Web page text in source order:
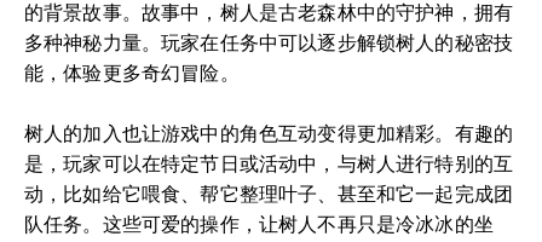
的背景故事。故事中，树人是古老森林中的守护神，拥有
多种神秘力量。玩家在任务中可以逐步解锁树人的秘密技
能，体验更多奇幻冒险。
树人的加入也让游戏中的角色互动变得更加精彩。有趣的
是，玩家可以在特定节日或活动中，与树人进行特别的互
动，比如给它喂食、帮它整理叶子、甚至和它一起完成团
队任务。这些可爱的操作，让树人不再只是冷冰冰的坐